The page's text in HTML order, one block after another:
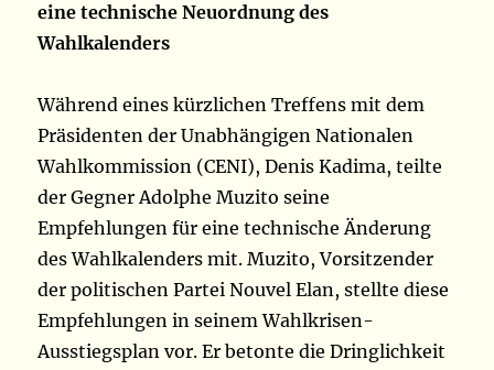
eine technische Neuordnung des
Wahlkalenders
Während eines kürzlichen Treffens mit dem
Präsidenten der Unabhängigen Nationalen
Wahlkommission (CENI), Denis Kadima, teilte
der Gegner Adolphe Muzito seine
Empfehlungen für eine technische Änderung
des Wahlkalenders mit. Muzito, Vorsitzender
der politischen Partei Nouvel Elan, stellte diese
Empfehlungen in seinem Wahlkrisen-
Ausstiegsplan vor. Er betonte die Dringlichkeit